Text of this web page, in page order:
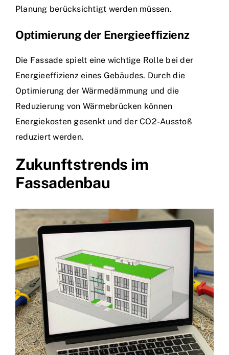
Planung berücksichtigt werden müssen.
Optimierung der Energieeffizienz
Die Fassade spielt eine wichtige Rolle bei der
Energieeffizienz eines Gebäudes. Durch die
Optimierung der Wärmedämmung und die
Reduzierung von Wärmebrücken können
Energiekosten gesenkt und der CO2-Ausstoß
reduziert werden.
Zukunftstrends im
Fassadenbau